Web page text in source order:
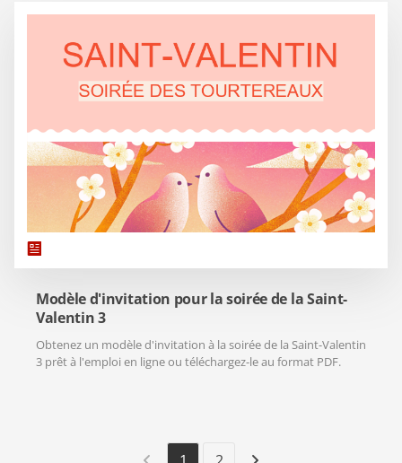
Modèle d'invitation pour la soirée de la Saint-
Valentin 3
Obtenez un modèle d'invitation à la soirée de la Saint-Valentin
3 prêt à l'emploi en ligne ou téléchargez-le au format PDF.